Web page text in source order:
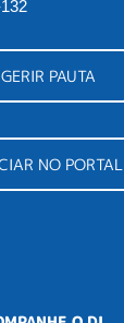
PAUTA
NO PORTAL